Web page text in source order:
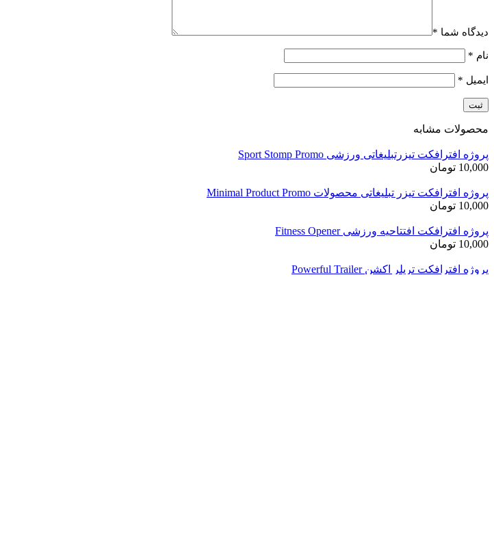
دیدگاه شما *
نام *
ایمیل *
محصولات مشابه
پروژه افترافکت تیزرتبلیغاتی ورزشی Sport Stomp Promo
10,000 تومان
پروژه افترافکت تیزر تبلیغاتی محصولات Minimal Product Promo
10,000 تومان
پروژه افترافکت افتتاحیه ورزشی Fitness Opener
10,000 تومان
پروژه افترافکت تریلر اکشن Powerful Trailer